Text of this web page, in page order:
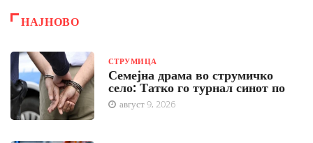
НАЈНОВО
СТРУМИЦА
Семејна драма во струмичко
село: Татко го турнал синот по
август 9, 2026